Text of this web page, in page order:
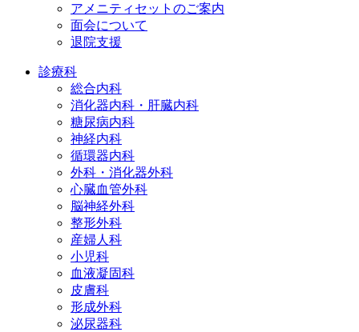
アメニティセットのご案内
面会について
退院支援
診療科
総合内科
消化器内科・肝臓内科
糖尿病内科
神経内科
循環器内科
外科・消化器外科
心臓血管外科
脳神経外科
整形外科
産婦人科
小児科
血液凝固科
皮膚科
形成外科
泌尿器科